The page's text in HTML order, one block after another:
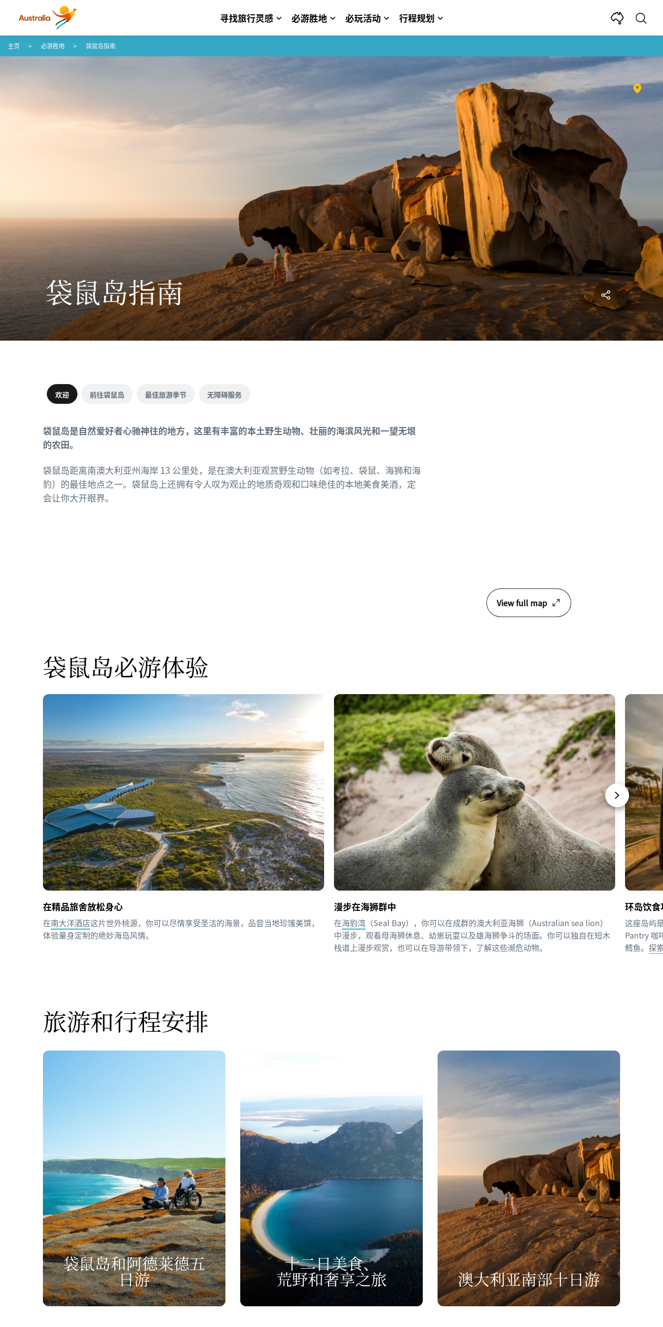
Skip to content
Skip to footer navigation
寻找旅行灵感 必游胜地 必玩活动 行程规划
主页 必游胜地 袋鼠岛指南
袋鼠岛指南
欢迎 前往袋鼠岛 最佳旅游季节 无障碍服务
袋鼠岛是自然爱好者心驰神往的地方，这里有丰富的本土野生动物、壮丽的海滨风光和一望无垠
的农田。
袋鼠岛距离南澳大利亚州海岸 13 公里处，是在澳大利亚观赏野生动物（如考拉、袋鼠、海狮和海
豹）的最佳地点之一。袋鼠岛上还拥有令人叹为观止的地质奇观和口味绝佳的本地美食美酒，定
会让你大开眼界。
View full map
袋鼠岛必游体验
在精品旅舍放松身心
在南大洋酒店这片世外桃源，你可以尽情享受圣洁的海景，品尝当地珍馐美馔，
体验量身定制的绝妙海岛风情。
漫步在海狮群中
在海豹湾 （Seal Bay），你可以在成群的澳大利亚海狮（Australian sea lion）
中漫步，观看母海狮休息、幼崽玩耍以及雄海狮争斗的场面。你可以独自在短木
栈道上漫步观赏，也可以在导游带领下，了解这些濒危动物。
环岛饮
这座岛屿
Pantry 咖
鳕鱼。 探
旅游和行程安排
袋鼠岛和阿德莱德五
日游
十二日美食、
荒野和奢享之旅 澳大利亚南部十日游